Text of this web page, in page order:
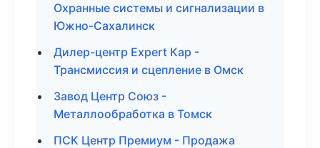
Охранные системы и сигнализации в
Южно-Сахалинск
Дилер-центр Expert Кар -
Трансмиссия и сцепление в Омск
Завод Центр Союз -
Металлообработка в Томск
ПСК Центр Премиум - Продажа